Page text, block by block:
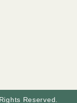
Reserved.